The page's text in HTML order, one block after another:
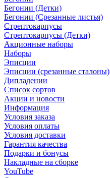
Бегонии (Детки)
Бегонии (Срезанные листья)
Стрептокарпусы
Стрептокарпусы (Детки)
Акционные наборы
Наборы
Эписции
Эписции (срезанные сталоны)
Дипладении
Список сортов
Акции и новости
Информация
Условия заказа
Условия оплаты
Условия доставки
Гарантия качества
Подарки и бонусы
Накладные на сборке
YouTube